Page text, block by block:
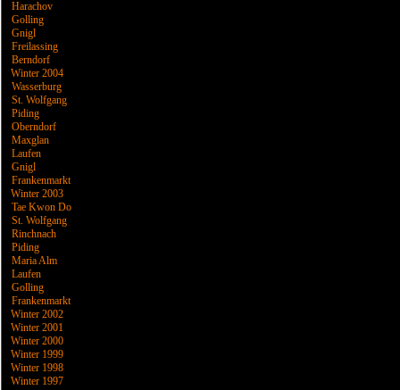
Harachov
Golling
Gnigl
Freilassing
Berndorf
Winter 2004
Wasserburg
St. Wolfgang
Piding
Oberndorf
Maxglan
Laufen
Gnigl
Frankenmarkt
Winter 2003
Tae Kwon Do
St. Wolfgang
Rinchnach
Piding
Maria Alm
Laufen
Golling
Frankenmarkt
Winter 2002
Winter 2001
Winter 2000
Winter 1999
Winter 1998
Winter 1997